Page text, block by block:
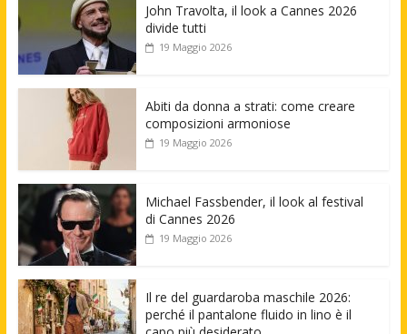
John Travolta, il look a Cannes 2026
divide tutti
19 Maggio 2026
Abiti da donna a strati: come creare
composizioni armoniose
19 Maggio 2026
Michael Fassbender, il look al festival
di Cannes 2026
19 Maggio 2026
Il re del guardaroba maschile 2026:
perché il pantalone fluido in lino è il